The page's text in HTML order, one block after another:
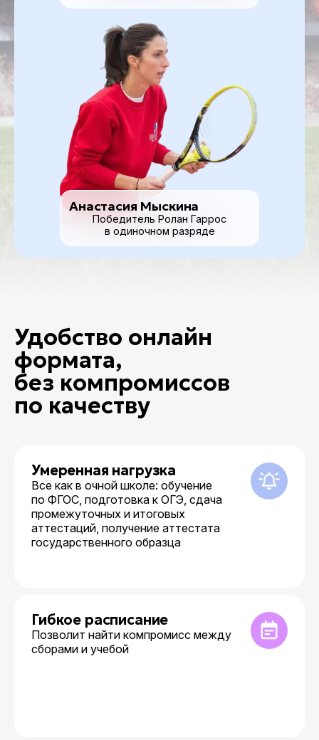
Анастасия Мыскина
Победитель Ролан Гаррос
в одиночном разряде
Удобство онлайн
формата,
без компромиссов
по качеству
Умеренная нагрузка
Все как в очной школе: обучение
по ФГОС, подготовка к ОГЭ, сдача
промежуточных и итоговых
аттестаций, получение аттестата
государственного образца
Гибкое расписание
Позволит найти компромисс между
сборами и учебой